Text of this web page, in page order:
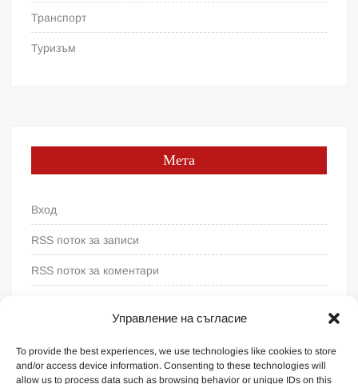
Управление на съгласие
To provide the best experiences, we use technologies like cookies to store
and/or access device information. Consenting to these technologies will
allow us to process data such as browsing behavior or unique IDs on this
Транспорт
Туризъм
Мета
Вход
RSS поток за записи
RSS поток за коментари